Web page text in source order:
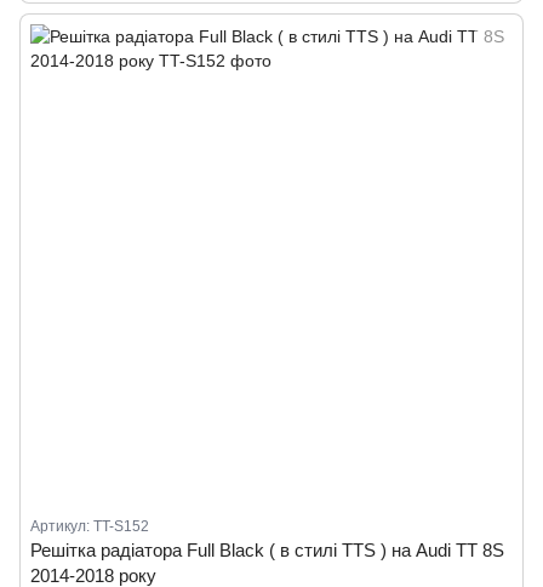
Артикул: TT-S152
Решітка радіатора Full Black ( в стилі TTS ) на Audi TT 8S
2014-2018 року